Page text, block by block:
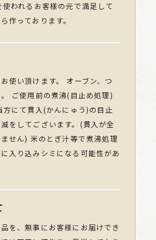
われるお客様の元で満足して
作っております。
使い頂けます。 オーブン、つ
ご使用前の煮沸(目止め処理)
方にて貫入(かんにゅう)の目止
をしてございます。(貫入が全
せん) 米のとぎ汁等で煮沸処理
入り込みシミになる可能性があ
を、無事にお客様にお届けでき